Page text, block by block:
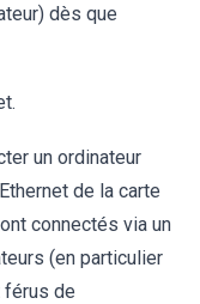
dès que
un ordinateur
de la carte
connectés via un
(en particulier
férus de